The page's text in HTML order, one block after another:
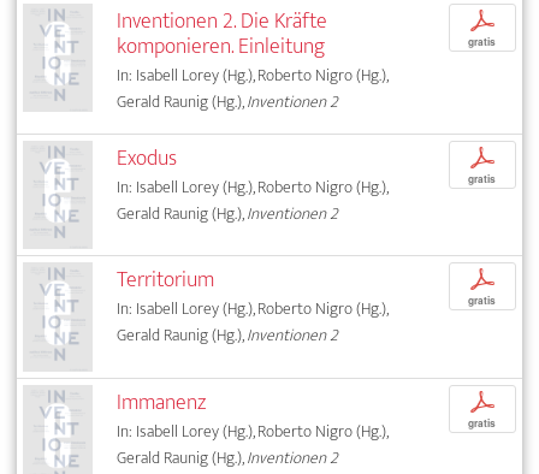
Inventionen 2. Die Kräfte
komponieren. Einleitung
In: Isabell Lorey (Hg.), Roberto Nigro (Hg.),
Gerald Raunig (Hg.),Inventionen 2
p
gratis
Exodus
In: Isabell Lorey (Hg.), Roberto Nigro (Hg.),
Gerald Raunig (Hg.),Inventionen 2
p
gratis
Territorium
In: Isabell Lorey (Hg.), Roberto Nigro (Hg.),
Gerald Raunig (Hg.),Inventionen 2
p
gratis
Immanenz
In: Isabell Lorey (Hg.), Roberto Nigro (Hg.),
Gerald Raunig (Hg.),Inventionen 2
p
gratis